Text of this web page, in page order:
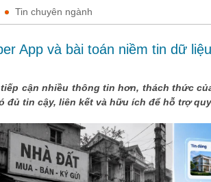
Tin chuyên ngành
App và bài toán niềm tin dữ
cận nhiều thông tin hơn, thách thức
đủ tin cậy, liên kết và hữu ích để hỗ trợ